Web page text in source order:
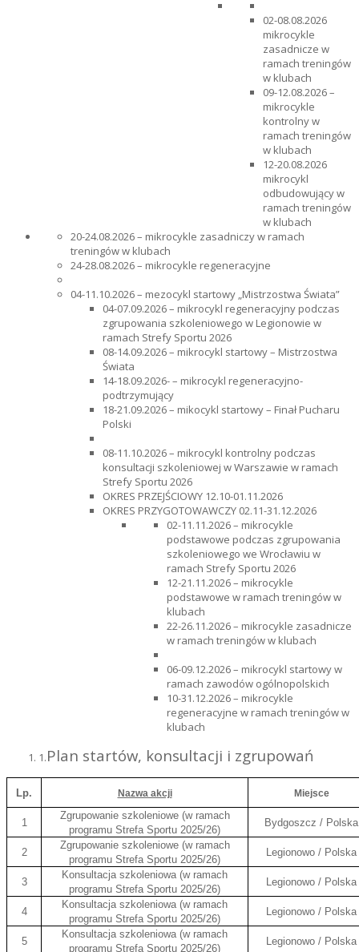
02-08.08.2026
mikrocykle
zasadnicze w
ramach treningów
w klubach
09-12.08.2026 –
mikrocykle
kontrolny w
ramach treningów
w klubach
12-20.08.2026
mikrocykl
odbudowujący w
ramach treningów
w klubach
20-24.08.2026 – mikrocykle zasadniczy w ramach
treningów w klubach
24-28.08.2026 – mikrocykle regeneracyjne
04-11.10.2026 – mezocykl startowy „Mistrzostwa Świata”
04-07.09.2026 – mikrocykl regeneracyjny podczas
zgrupowania szkoleniowego w Legionowie w
ramach Strefy Sportu 2026
08-14.09.2026 – mikrocykl startowy – Mistrzostwa
Świata
14-18.09.2026- – mikrocykl regeneracyjno-
podtrzymujący
18-21.09.2026 – mikocykl startowy – Finał Pucharu
Polski
08-11.10.2026 – mikrocykl kontrolny podczas
konsultacji szkoleniowej w Warszawie w ramach
Strefy Sportu 2026
OKRES PRZEJŚCIOWY 12.10-01.11.2026
OKRES PRZYGOTOWAWCZY 02.11-31.12.2026
02-11.11.2026 – mikrocykle
podstawowe podczas zgrupowania
szkoleniowego we Wrocławiu w
ramach Strefy Sportu 2026
12-21.11.2026 – mikrocykle
podstawowe w ramach treningów w
klubach
22-26.11.2026 – mikrocykle zasadnicze
w ramach treningów w klubach
06-09.12.2026 – mikrocykl startowy w
ramach zawodów ogólnopolskich
10-31.12.2026 – mikrocykle
regeneracyjne w ramach treningów w
klubach
1.Plan startów, konsultacji i zgrupowań
Lp. Nazwa akcji Miejsce
1
Zgrupowanie szkoleniowe (w ramach
programu Strefa Sportu 2025/26)
Bydgoszcz / Polska
2
Zgrupowanie szkoleniowe (w ramach
programu Strefa Sportu 2025/26)
Legionowo / Polska
3
Konsultacja szkoleniowa (w ramach
programu Strefa Sportu 2025/26)
Legionowo / Polska
4
Konsultacja szkoleniowa (w ramach
programu Strefa Sportu 2025/26)
Legionowo / Polska
5
Konsultacja szkoleniowa (w ramach
programu Strefa Sportu 2025/26)
Legionowo / Polska